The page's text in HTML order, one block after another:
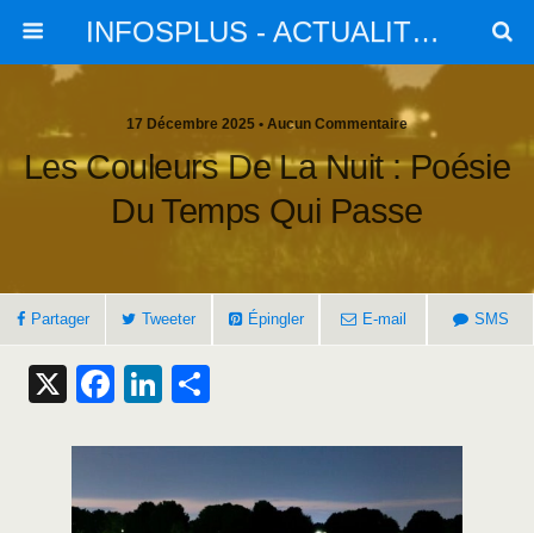
INFOSPLUS - ACTUALITES et INFOS
17 Décembre 2025 • Aucun Commentaire
Les Couleurs De La Nuit : Poésie
Du Temps Qui Passe
Partager Tweeter Épingler E-mail SMS
X
F
c
e
Li
k
e
ar
e